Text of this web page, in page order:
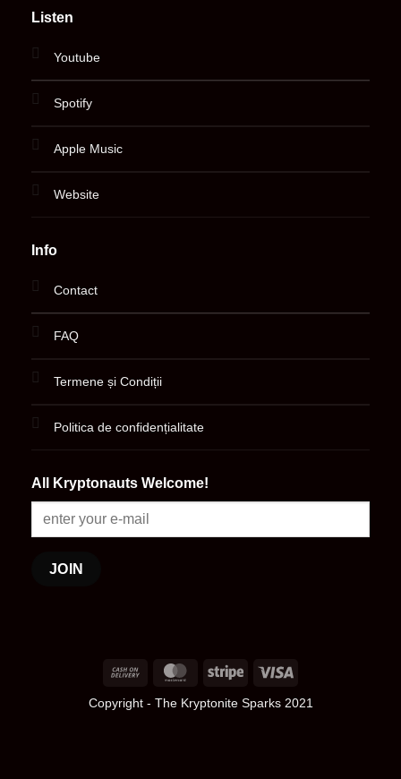
Listen
Youtube
Spotify
Apple Music
Website
Info
Contact
FAQ
Termene și Condiții
Politica de confidențialitate
All Kryptonauts Welcome!
Cash
Delivery
MasterCardStripe
Copyright - The Kryptonite Sparks 2021